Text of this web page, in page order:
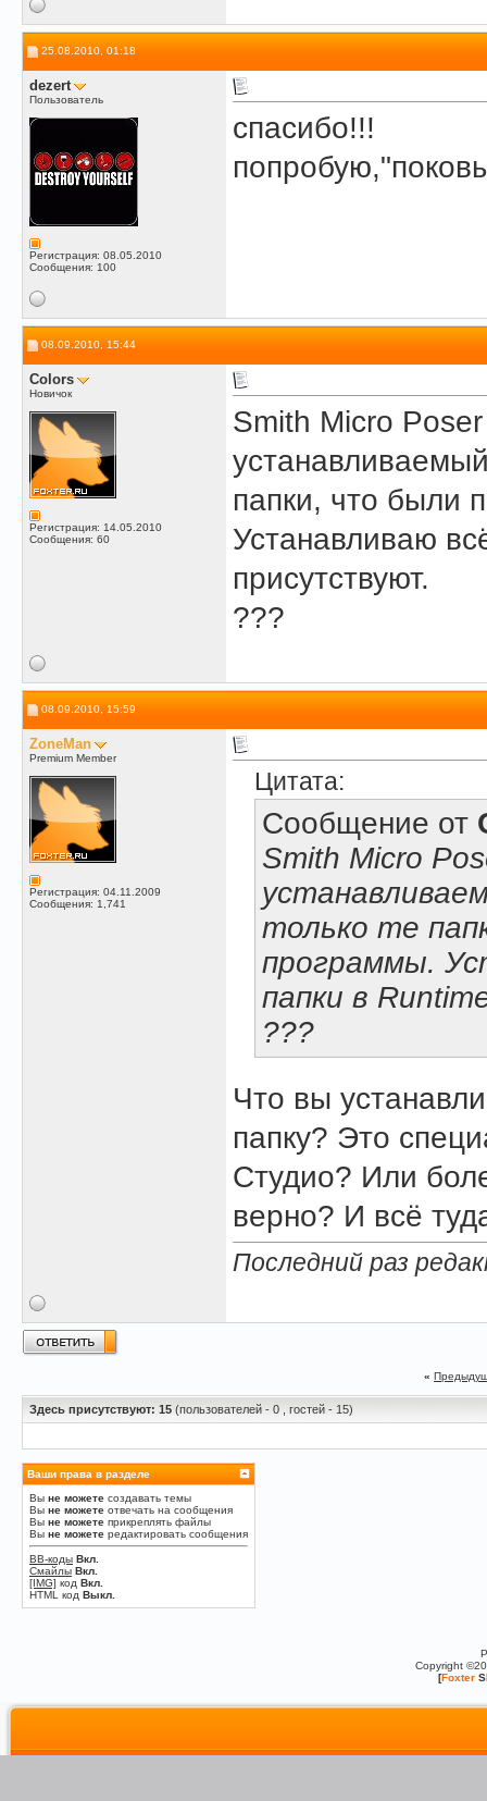
25.08.2010, 01:18
dezert
Пользователь
Регистрация: 08.05.2010
Сообщения: 100
спасибо!!!
08.09.2010, 15:44
Colors
Новичок
Регистрация: 14.05.2010
Сообщения: 60
Smith Micro
папки, что были
Устанавливаю
присутствуют.
???
08.09.2010, 15:59
ZoneMan
Premium Member
Регистрация: 04.11.2009
Сообщения: 1,741
Цитата:
Сообщение от
Smith Micro
только те
программы.
папки в
???
Что вы
папку? Это
Студио? Или
верно? И всё
Последний раз
«
Здесь присутствуют: 15 (пользователей - 0 , гостей - 15)
Ваши права в разделе
Вы не можете создавать темы
Вы не можете отвечать на сообщения
Вы не можете прикреплять файлы
Вы не можете редактировать сообщения
BB-коды Вкл.
Смайлы Вкл.
[IMG] код Вкл.
HTML код Выкл.
Copyright
[Foxter